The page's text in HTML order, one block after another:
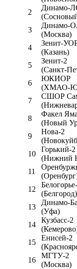
2
Динамо-
3
Динамо-
(Москва)
4
Зенит-
(Казань)
5
Зенит-2
(Санкт-
6
ЮКИОР
(ХМАО-
7
СШОР
8
Факел
(Новый
9
Нова-2
10
Горький-2
(Нижний
11
12
(Белгород)
13
Динамо-
(Уфа)
14
Кузбасс-2
15
Енисей-2
16
МГТУ-2
(Москва)